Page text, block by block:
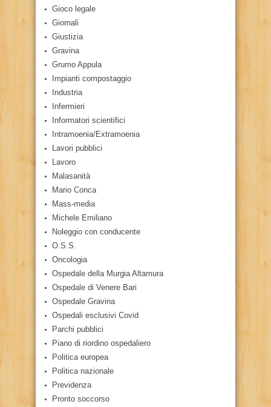
Gioco legale
Giornali
Giustizia
Gravina
Grumo Appula
Impianti compostaggio
Industria
Infermieri
Informatori scientifici
Intramoenia/Extramoenia
Lavori pubblici
Lavoro
Malasanità
Mario Conca
Mass-media
Michele Emiliano
Noleggio con conducente
O.S.S.
Oncologia
Ospedale della Murgia Altamura
Ospedale di Venere Bari
Ospedale Gravina
Ospedali esclusivi Covid
Parchi pubblici
Piano di riordino ospedaliero
Politica europea
Politica nazionale
Previdenza
Pronto soccorso